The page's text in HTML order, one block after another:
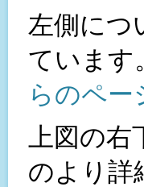
左側につ
ています
らのペー
上図の
のより詳